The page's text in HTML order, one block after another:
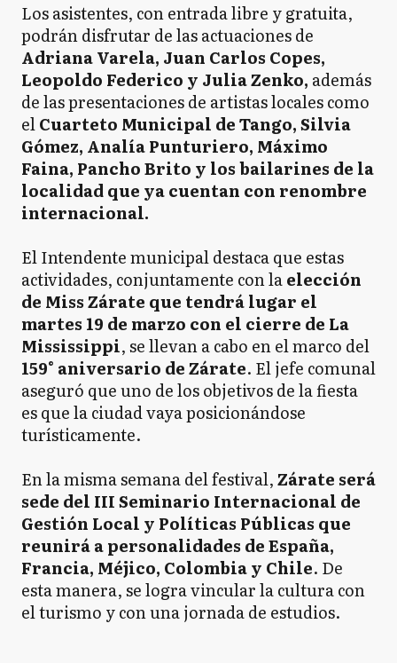
Los asistentes, con entrada libre y gratuita,
podrán disfrutar de las actuaciones de
Adriana Varela, Juan Carlos Copes,
Leopoldo Federico y Julia Zenko, además
de las presentaciones de artistas locales como
elCuarteto Municipal de Tango, Silvia
Gómez, Analía Punturiero, Máximo
Faina, Pancho Brito y los bailarines de la
localidad que ya cuentan con renombre
internacional.
El Intendente municipal destaca que estas
actividades, conjuntamente con laelección
de Miss Zárate que tendrá lugar el
martes 19 de marzo con el cierre de La
Mississippi, se llevan a cabo en el marco del
159° aniversario de Zárate. El jefe comunal
aseguró que uno de los objetivos de la fiesta
es que la ciudad vaya posicionándose
turísticamente.
En la misma semana del festival,Zárate será
sede del III Seminario Internacional de
Gestión Local y Políticas Públicas que
reunirá a personalidades de España,
Francia, Méjico, Colombia y Chile. De
esta manera, se logra vincular la cultura con
el turismo y con una jornada de estudios.